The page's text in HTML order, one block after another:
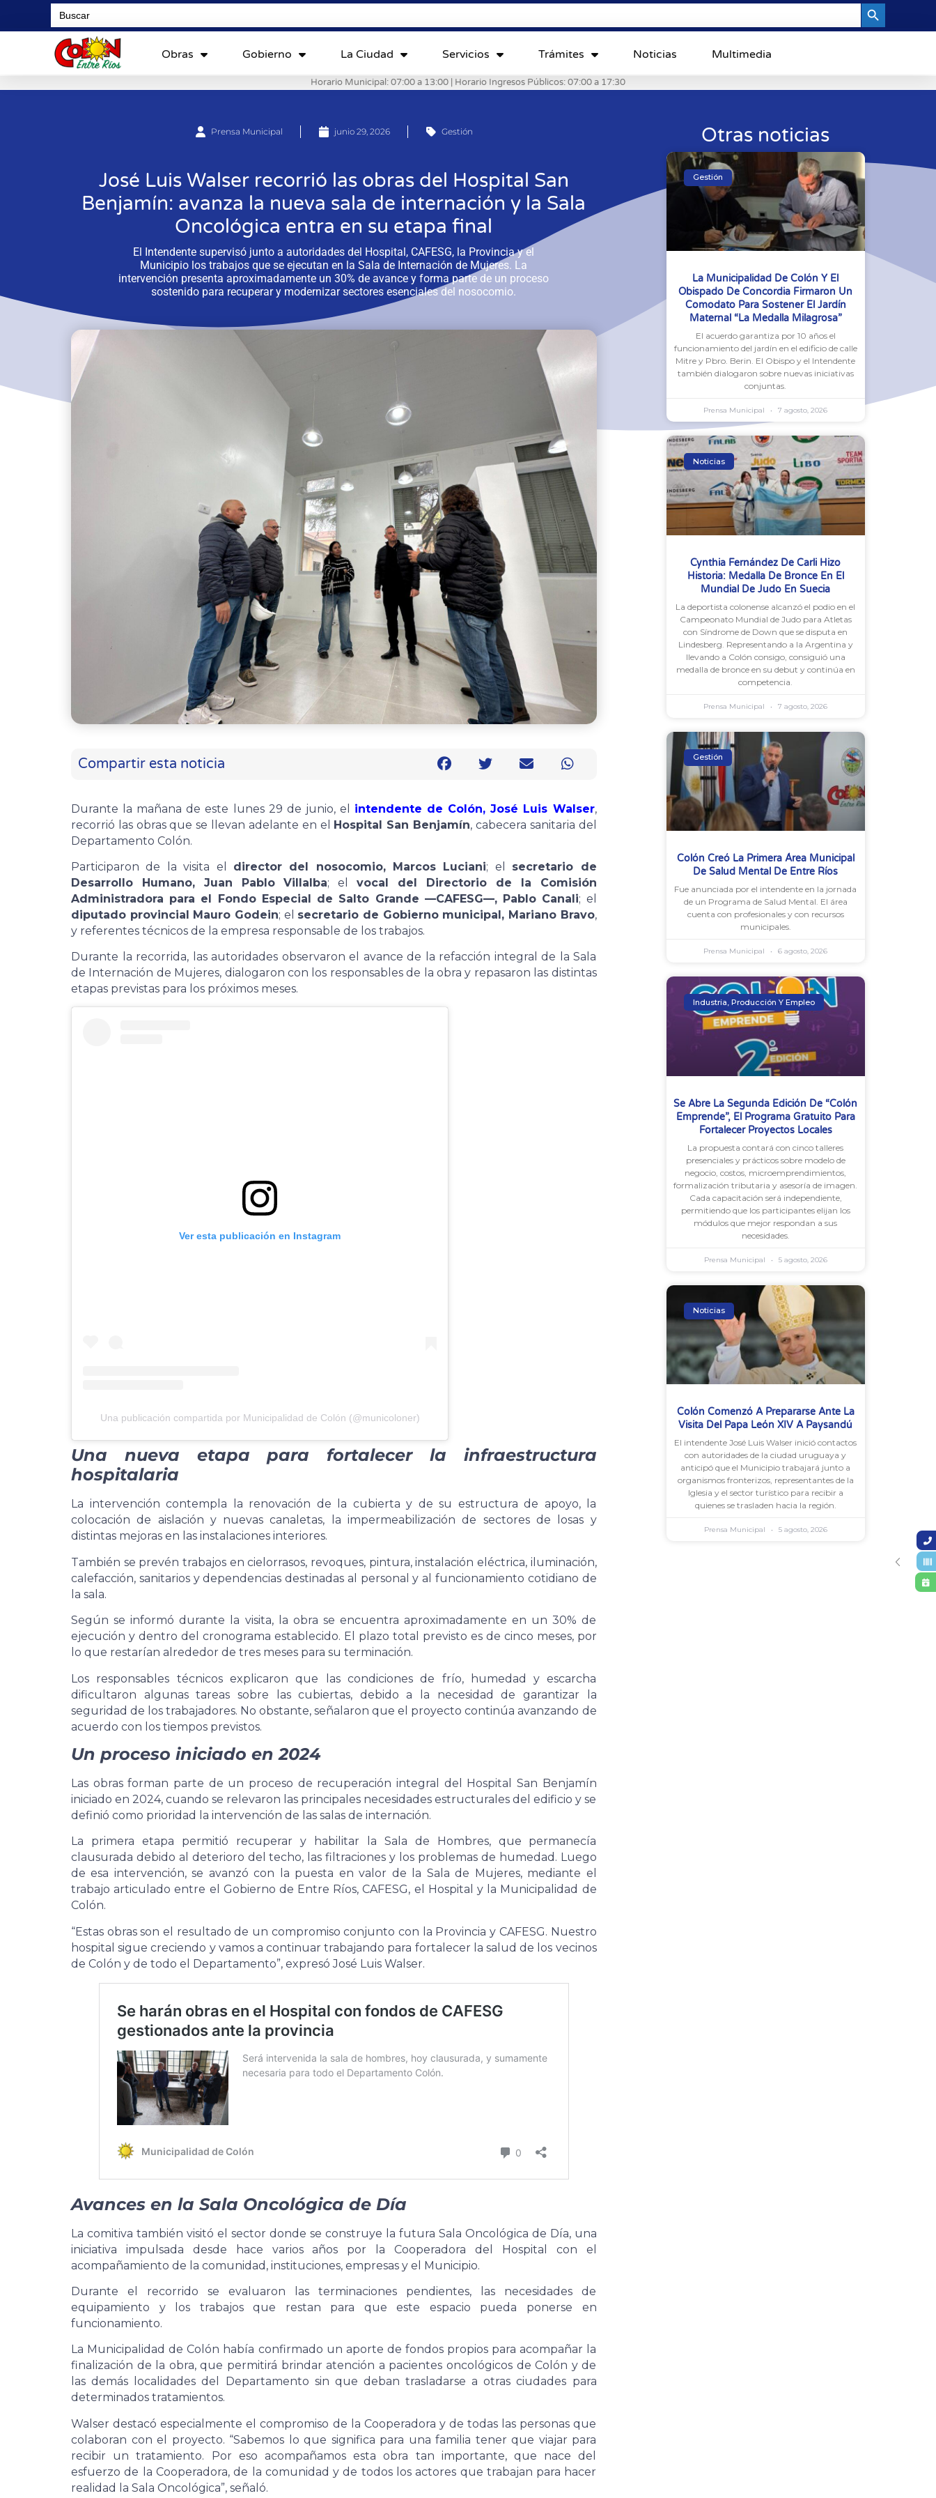
Search
for:
Obras Gobierno La Ciudad Servicios Trámites Noticias Multimedia
Horario Municipal: 07:00 a 13:00 | Horario Ingresos Públicos: 07:00 a 17:30
Prensa Municipal junio 29, 2026 Gestión
José Luis Walser recorrió las obras del Hospital San
Benjamín: avanza la nueva sala de internación y la Sala
Oncológica entra en su etapa final
El Intendente supervisó junto a autoridades del Hospital, CAFESG, la Provincia y el
Municipio los trabajos que se ejecutan en la Sala de Internación de Mujeres. La
intervención presenta aproximadamente un 30% de avance y forma parte de un proceso
sostenido para recuperar y modernizar sectores esenciales del nosocomio.
Compartir esta noticia
Durante la mañana de este lunes 29 de junio, el intendente de Colón, José Luis Walser,
recorrió las obras que se llevan adelante en el Hospital San Benjamín, cabecera sanitaria del
Departamento Colón.
Participaron de la visita el director del nosocomio, Marcos Luciani; el secretario de
Desarrollo Humano, Juan Pablo Villalba; elvocal del Directorio de la Comisión
Administradora para el Fondo Especial de Salto Grande —CAFESG—, Pablo Canali; el
diputado provincial Mauro Godein; el secretario de Gobierno municipal, Mariano Bravo,
y referentes técnicos de la empresa responsable de los trabajos.
Durante la recorrida, las autoridades observaron el avance de la refacción integral de la Sala
de Internación de Mujeres, dialogaron con los responsables de la obra y repasaron las distintas
etapas previstas para los próximos meses.
Ver esta publicación en Instagram
Una publicación compartida por Municipalidad de Colón (@municoloner)
Una nueva etapa para fortalecer la infraestructura
hospitalaria
La intervención contempla la renovación de la cubierta y de su estructura de apoyo, la
colocación de aislación y nuevas canaletas, la impermeabilización de sectores de losas y
distintas mejoras en las instalaciones interiores.
También se prevén trabajos en cielorrasos, revoques, pintura, instalación eléctrica, iluminación,
calefacción, sanitarios y dependencias destinadas al personal y al funcionamiento cotidiano de
la sala.
Según se informó durante la visita, la obra se encuentra aproximadamente en un 30% de
ejecución y dentro del cronograma establecido. El plazo total previsto es de cinco meses, por
lo que restarían alrededor de tres meses para su terminación.
Los responsables técnicos explicaron que las condiciones de frío, humedad y escarcha
dificultaron algunas tareas sobre las cubiertas, debido a la necesidad de garantizar la
seguridad de los trabajadores. No obstante, señalaron que el proyecto continúa avanzando de
acuerdo con los tiempos previstos.
Un proceso iniciado en 2024
Las obras forman parte de un proceso de recuperación integral del Hospital San Benjamín
iniciado en 2024, cuando se relevaron las principales necesidades estructurales del edificio y se
definió como prioridad la intervención de las salas de internación.
La primera etapa permitió recuperar y habilitar la Sala de Hombres, que permanecía
clausurada debido al deterioro del techo, las filtraciones y los problemas de humedad. Luego
de esa intervención, se avanzó con la puesta en valor de la Sala de Mujeres, mediante el
trabajo articulado entre el Gobierno de Entre Ríos, CAFESG, el Hospital y la Municipalidad de
Colón.
“Estas obras son el resultado de un compromiso conjunto con la Provincia y CAFESG. Nuestro
hospital sigue creciendo y vamos a continuar trabajando para fortalecer la salud de los vecinos
de Colón y de todo el Departamento”, expresó José Luis Walser.
Avances en la Sala Oncológica de Día
La comitiva también visitó el sector donde se construye la futura Sala Oncológica de Día, una
iniciativa impulsada desde hace varios años por la Cooperadora del Hospital con el
acompañamiento de la comunidad, instituciones, empresas y el Municipio.
Durante el recorrido se evaluaron las terminaciones pendientes, las necesidades de
equipamiento y los trabajos que restan para que este espacio pueda ponerse en
funcionamiento.
La Municipalidad de Colón había confirmado un aporte de fondos propios para acompañar la
finalización de la obra, que permitirá brindar atención a pacientes oncológicos de Colón y de
las demás localidades del Departamento sin que deban trasladarse a otras ciudades para
determinados tratamientos.
Walser destacó especialmente el compromiso de la Cooperadora y de todas las personas que
colaboran con el proyecto. “Sabemos lo que significa para una familia tener que viajar para
recibir un tratamiento. Por eso acompañamos esta obra tan importante, que nace del
esfuerzo de la Cooperadora, de la comunidad y de todos los actores que trabajan para hacer
realidad la Sala Oncológica”, señaló.
Otras noticias
Gestión
La Municipalidad De Colón Y El
Obispado De Concordia Firmaron Un
Comodato Para Sostener El Jardín
Maternal “La Medalla Milagrosa”
El acuerdo garantiza por 10 años el
funcionamiento del jardín en el edificio de calle
Mitre y Pbro. Berin. El Obispo y el Intendente
también dialogaron sobre nuevas iniciativas
conjuntas.
Prensa Municipal 7 agosto, 2026
Noticias
Cynthia Fernández De Carli Hizo
Historia: Medalla De Bronce En El
Mundial De Judo En Suecia
La deportista colonense alcanzó el podio en el
Campeonato Mundial de Judo para Atletas
con Síndrome de Down que se disputa en
Lindesberg. Representando a la Argentina y
llevando a Colón consigo, consiguió una
medalla de bronce en su debut y continúa en
competencia.
Prensa Municipal 7 agosto, 2026
Gestión
Colón Creó La Primera Área Municipal
De Salud Mental De Entre Ríos
Fue anunciada por el intendente en la jornada
de un Programa de Salud Mental. El área
cuenta con profesionales y con recursos
municipales.
Prensa Municipal 6 agosto, 2026
Industria, Producción Y Empleo
Se Abre La Segunda Edición De “Colón
Emprende”, El Programa Gratuito Para
Fortalecer Proyectos Locales
La propuesta contará con cinco talleres
presenciales y prácticos sobre modelo de
negocio, costos, microemprendimientos,
formalización tributaria y asesoría de imagen.
Cada capacitación será independiente,
permitiendo que los participantes elijan los
módulos que mejor respondan a sus
necesidades.
Prensa Municipal 5 agosto, 2026
Noticias
Colón Comenzó A Prepararse Ante La
Visita Del Papa León XIV A Paysandú
El intendente José Luis Walser inició contactos
con autoridades de la ciudad uruguaya y
anticipó que el Municipio trabajará junto a
organismos fronterizos, representantes de la
Iglesia y el sector turístico para recibir a
quienes se trasladen hacia la región.
Prensa Municipal 5 agosto, 2026